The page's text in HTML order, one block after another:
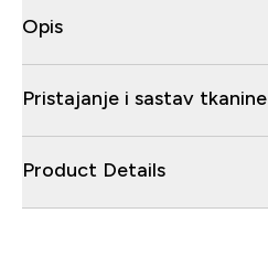
Opis
Pristajanje i sastav tkanine
Product Details